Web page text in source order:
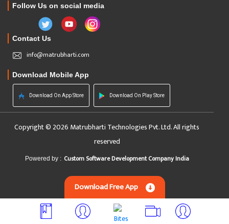
Follow Us on social media
Contact Us
info@matrubharti.com
Download Mobile App
Download On App Store Download On Play Store
Copyright © 2026 Matrubharti Technologies Pvt. Ltd. All rights
reserved
Powered by : Custom Software Development Company India
Download Free App